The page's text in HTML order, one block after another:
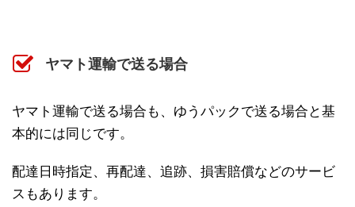
ヤマト運輸で送る場合
ヤマト運輸で送る場合も、ゆうパックで送る場合と基
本的には同じです。
配達日時指定、再配達、追跡、損害賠償などのサービ
スもあります。